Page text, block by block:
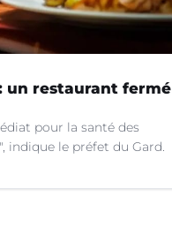
un restaurant fermé
pour la santé des
indique le préfet du Gard.